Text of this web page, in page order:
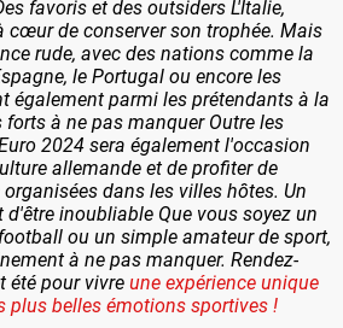
favoris et des outsiders L'Italie,
cœur de conserver son trophée. Mais
rude, avec des nations comme la
le Portugal ou encore les
également parmi les prétendants à la
à ne pas manquer Outre les
2024 sera également l'occasion
allemande et de profiter de
dans les villes hôtes. Un
inoubliable Que vous soyez un
ou un simple amateur de sport,
à ne pas manquer. Rendez-
été pour vivre une expérience unique
plus belles émotions sportives !